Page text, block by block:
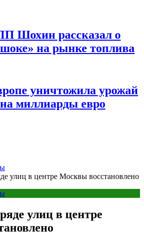
Шохин рассказал о
на рынке топлива
уничтожила урожай
миллиарды евро
улиц в центре Москвы восстановлено
улиц в центре